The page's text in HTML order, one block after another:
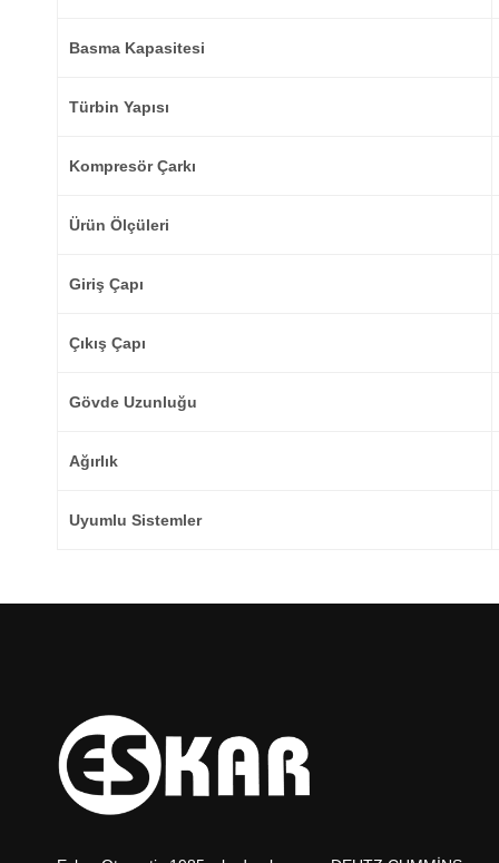
Basma Kapasitesi
Türbin Yapısı
Kompresör Çarkı
Ürün Ölçüleri
Giriş Çapı
Çıkış Çapı
Gövde Uzunluğu
Ağırlık
Uyumlu Sistemler